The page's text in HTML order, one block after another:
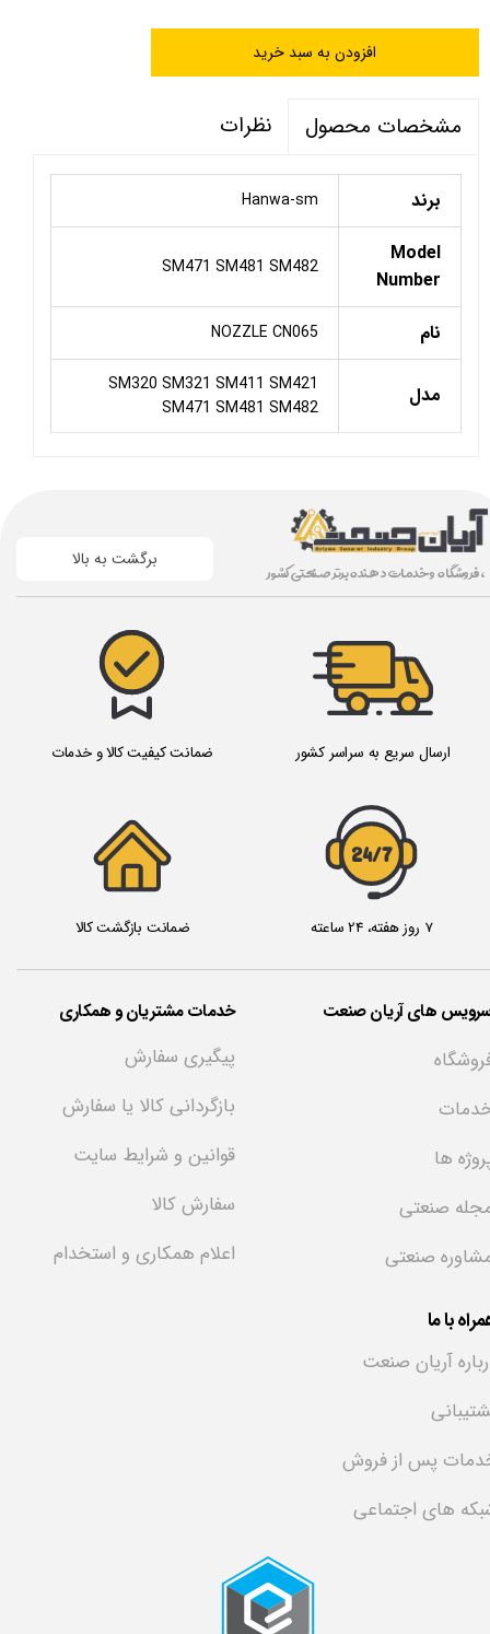
افزودن به سبد خرید
مشخصات محصول نظرات
برند Hanwa-sm
Model
Number
SM471 SM481 SM482
نام NOZZLE CN065
مدل
SM320 SM321 SM411 SM421
SM471 SM481 SM482
7 روز هفته، 24 ساعته ضمانت بازگشت کالا
ضمانت کیفیت کالا و خدمات
برگشت به بالا ، فروشگاه و خدمات دهنده برتر صنعتی کشور
های آریان صنعت خدمات مشتریان و همکاری
با ما
ها
صنعتی
صنعتی
پیگیری سفارش
بازگردانی کالا یا سفارش
قوانین و شرایط سایت
سفارش کالا
اعلام همکاری و استخدام
آریان صنعت
پس از فروش
های اجتماعی
ارسال سریع به سراسر کشور
24/7